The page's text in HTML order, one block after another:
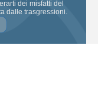
dei misfatti del
dalle trasgressioni.